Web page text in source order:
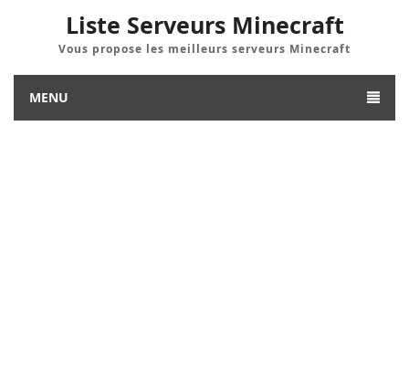
Liste Serveurs Minecraft
Vous propose les meilleurs serveurs Minecraft
MENU